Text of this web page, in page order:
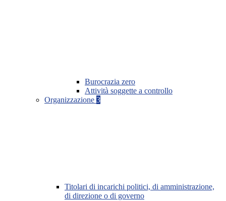
Burocrazia zero
Attività soggette a controllo
Organizzazione 3
Titolari di incarichi politici, di amministrazione,
di direzione o di governo